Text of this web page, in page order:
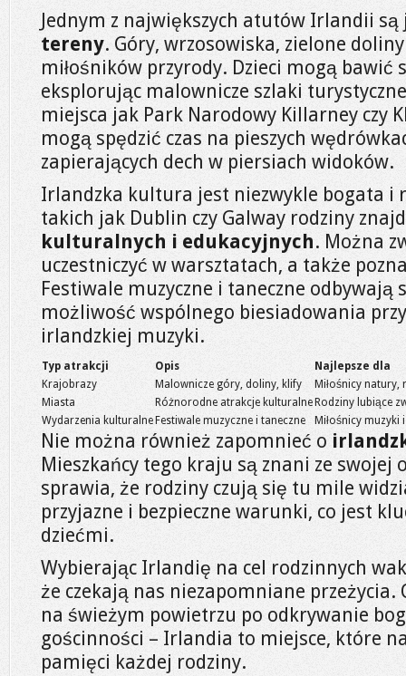
Jednym z największych atutów Irlandii
tereny. Góry, wrzosowiska, zielone
miłośników przyrody. Dzieci mogą
eksplorując malownicze szlaki
miejsca jak Park Narodowy Killarney czy
mogą spędzić czas na pieszych
zapierających dech w piersiach widoków.
Irlandzka kultura jest niezwykle bogata i
takich jak Dublin czy Galway rodziny
kulturalnych i edukacyjnych. Można
uczestniczyć w warsztatach, a także
Festiwale muzyczne i taneczne odbywają
możliwość wspólnego biesiadowania
irlandzkiej muzyki.
Typ atrakcji Opis
Najlepsze dla
Krajobrazy
Malownicze góry, doliny, klify
Miłośnicy natury,
Miasta
Różnorodne atrakcje kulturalne Rodziny lubiące
Wydarzenia kulturalne Festiwale muzyczne i taneczne Miłośnicy muzyki
Nie można również zapomnieć o
Mieszkańcy tego kraju są znani ze swojej
sprawia, że rodziny czują się tu mile
przyjazne i bezpieczne warunki, co jest
dziećmi.
Wybierając Irlandię na cel rodzinnych
że czekają nas niezapomniane przeżycia.
na świeżym powietrzu po odkrywanie
gościnności – Irlandia to miejsce, które
pamięci każdej rodziny.